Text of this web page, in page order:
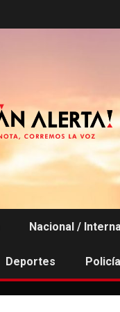
Nacional /
Deportes Policía